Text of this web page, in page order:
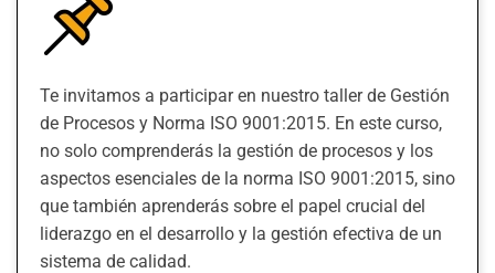
Te invitamos a participar en nuestro taller de Gestión
de Procesos y Norma ISO 9001:2015. En este curso,
no solo comprenderás la gestión de procesos y los
aspectos esenciales de la norma ISO 9001:2015, sino
que también aprenderás sobre el papel crucial del
liderazgo en el desarrollo y la gestión efectiva de un
sistema de calidad.